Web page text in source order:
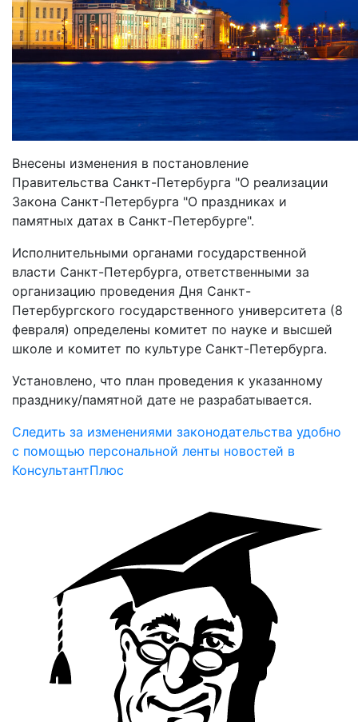
Внесены изменения в постановление
Правительства Санкт-Петербурга "О реализации
Закона Санкт-Петербурга "О праздниках и
памятных датах в Санкт-Петербурге".
Исполнительными органами государственной
власти Санкт-Петербурга, ответственными за
организацию проведения Дня Санкт-
Петербургского государственного университета (8
февраля) определены комитет по науке и высшей
школе и комитет по культуре Санкт-Петербурга.
Установлено, что план проведения к указанному
празднику/памятной дате не разрабатывается.
Следить за изменениями законодательства удобно
с помощью персональной ленты новостей в
КонсультантПлюс